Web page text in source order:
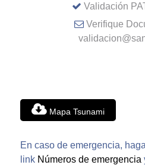
Validación
Verifique
Mapa Tsunami
En caso de emergencia,
link Números de emergencia